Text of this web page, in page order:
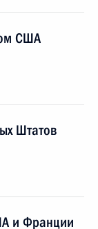
США
Штатов
и Франции